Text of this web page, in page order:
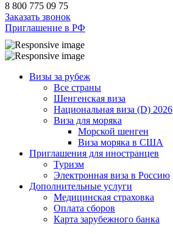
8 800 775 09 75
Заказать звонок
Приглашение в РФ
Визы за рубеж
Все страны
Шенгенская виза
Национальная виза (D) 2026
Виза для моряка
Морской шенген
Виза моряка в США
Приглашения для иностранцев
Туризм
Электронная виза в Россию
Дополнительные услуги
Медицинская страховка
Оплата сборов
Карта зарубежного банка